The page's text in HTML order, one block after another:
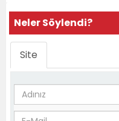
Neler Söylendi?
Site